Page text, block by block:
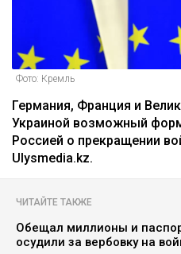
Фото: Кремль
Германия, Франция и
Украиной возможный
Россией о прекращении
Ulysmedia.kz.
ЧИТАЙТЕ ТАКЖЕ
Обещал миллионы и
осудили за вербовку на